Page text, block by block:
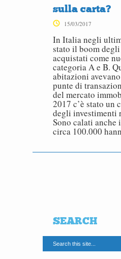
sulla carta?
15/03/2017
In Italia negli
stato il boom
acquistati come
categoria A e B.
abitazioni
punte di
del mercato
2017 c’è stato un
degli investimenti
Sono calati anche
circa 100.000
SEARCH